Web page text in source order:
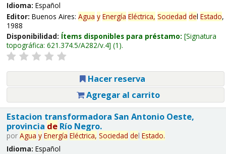
Idioma: Español
Editor: Buenos Aires: Agua y Energía Eléctrica, Sociedad del Estado,
1988
Disponibilidad: Ítems disponibles para préstamo: Signatura
topográfica: 621.374.5/A282/v.4 (1).
Hacer reserva
Agregar al carrito
Estacion transformadora San Antonio Oeste,
provincia deRío Negro.
por Agua y Energía Eléctrica, Sociedad del Estado.
Idioma: Español